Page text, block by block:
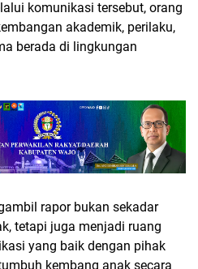
komunikasi tersebut, orang
akademik, perilaku,
berada di lingkungan
rapor bukan sekadar
tetapi juga menjadi ruang
yang baik dengan pihak
kembang anak secara